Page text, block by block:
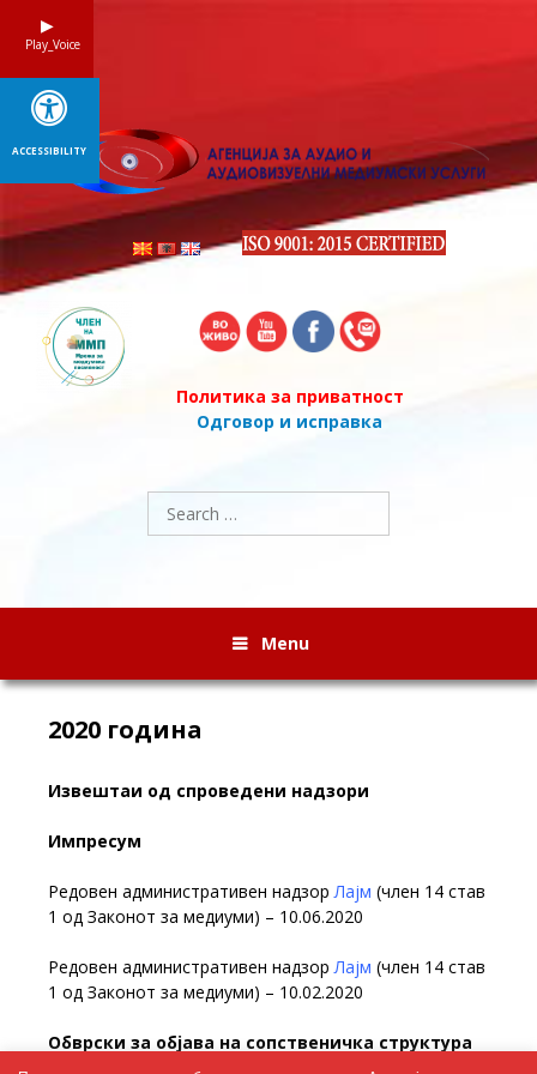
Политика за приватност
Одговор и исправка
Search
for:
Menu
2020 година
Извештаи од спроведени надзори
Импресум
Редовен административен надзорЛајм (член 14 став
1 од Законот за медиуми) – 10.06.2020
Редовен административен надзорЛајм (член 14 став
1 од Законот за медиуми) – 10.02.2020
Обврски за објава на сопственичка структура
Play_Voice
ACCESSIBILITY